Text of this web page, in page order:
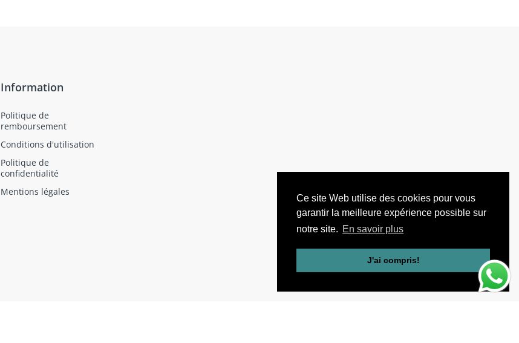
Ce site Web utilise des cookies pour vous
garantir la meilleure expérience possible sur
notre site. En savoir plus
J'ai compris!
Information
Politique de
remboursement
Conditions d'utilisation
Politique de
confidentialité
Mentions légales